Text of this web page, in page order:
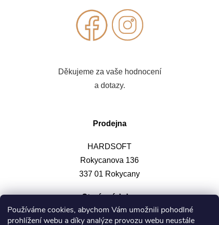
Používáme cookies, abychom Vám umožnili pohodlné
prohlížení webu a díky analýze provozu webu neustále
Děkujeme za vaše hodnocení
a dotazy.
Prodejna
HARDSOFT
Rokycanova 136
337 01 Rokycany
Otevírací doba: